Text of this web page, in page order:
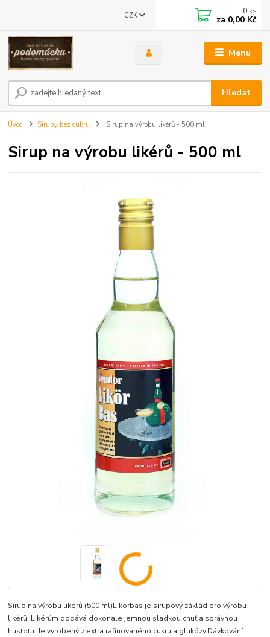
Menu
CZK
Hledat
0 ks
za 0,00 Kč
Úvod Sirupy bez cukru Sirup na výrobu likérů - 500 ml
Sirup na výrobu likérů - 500 ml
Sirup na výrobu likérů (500 ml)Likörbas je sirupový základ pro výrobu
likérů. Likérům dodává dokonale jemnou sladkou chuť a správnou
hustotu. Je vyrobený z extra rafinovaného cukru a glukózy.Dávkování: